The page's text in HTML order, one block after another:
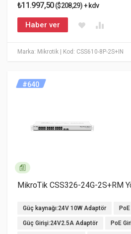
Marka: Mikrotik | Kod: CSS610-8P-2S+IN
₺11.997,50($208,29) + kdv
Haber ver
#640
MikroTik CSS326-24G-2S+RM
Güç kaynağı:24V 10W Adaptör PoE
Güç Girişi:24V2.5A Adaptör PoE